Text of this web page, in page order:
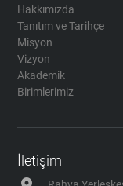
Hakkımızda
Tanıtım ve Tarihçe
Misyon
Vizyon
Akademik
Birimlerimiz
İletişim